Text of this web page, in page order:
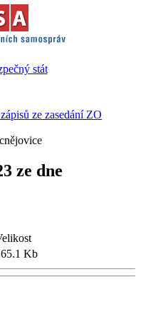
ze zasedání ZO
ze dne
Kb